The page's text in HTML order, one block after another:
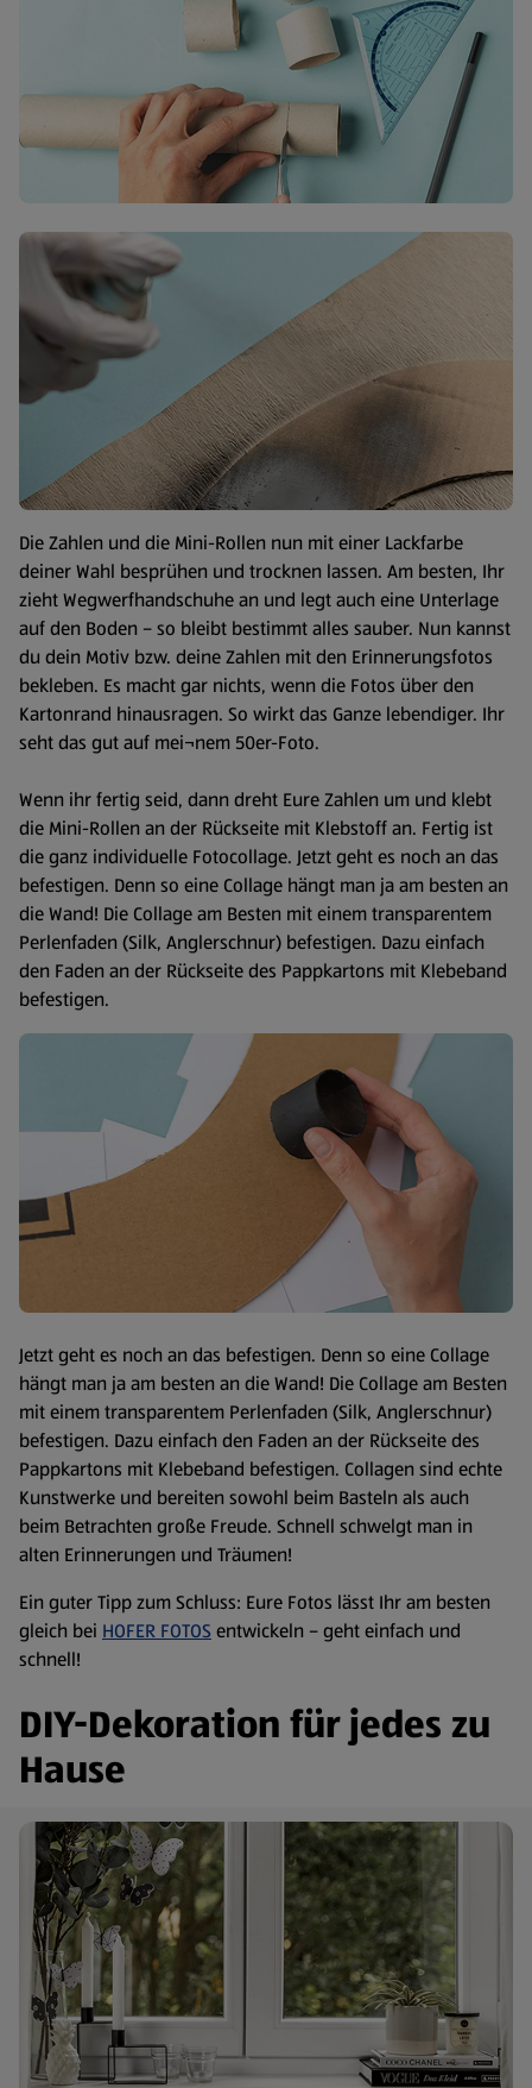
Die Zahlen und die Mini-Rollen nun mit einer Lackfarbe
deiner Wahl besprühen und trocknen lassen. Am besten, Ihr
zieht Wegwerfhandschuhe an und legt auch eine Unterlage
auf den Boden – so bleibt bestimmt alles sauber. Nun kannst
du dein Motiv bzw. deine Zahlen mit den Erinnerungsfotos
bekleben. Es macht gar nichts, wenn die Fotos über den
Kartonrand hinausragen. So wirkt das Ganze lebendiger. Ihr
seht das gut auf mei¬nem 50er-Foto.
Wenn ihr fertig seid, dann dreht Eure Zahlen um und klebt
die Mini-Rollen an der Rückseite mit Klebstoff an. Fertig ist
die ganz individuelle Fotocollage. Jetzt geht es noch an das
befestigen. Denn so eine Collage hängt man ja am besten an
die Wand! Die Collage am Besten mit einem transparentem
Perlenfaden (Silk, Anglerschnur) befestigen. Dazu einfach
den Faden an der Rückseite des Pappkartons mit Klebeband
befestigen.
Jetzt geht es noch an das befestigen. Denn so eine Collage
hängt man ja am besten an die Wand! Die Collage am Besten
mit einem transparentem Perlenfaden (Silk, Anglerschnur)
befestigen. Dazu einfach den Faden an der Rückseite des
Pappkartons mit Klebeband befestigen. Collagen sind echte
Kunstwerke und bereiten sowohl beim Basteln als auch
beim Betrachten große Freude. Schnell schwelgt man in
alten Erin­nerungen und Träumen!
Ein guter Tipp zum Schluss: Eure Fotos lässt Ihr am besten
gleich bei HOFER FOTOSentwickeln – geht einfach und
schnell!
DIY-Dekoration für jedes zu
Hause